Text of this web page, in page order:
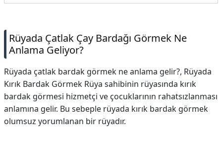
Rüyada Çatlak Çay Bardağı Görmek Ne
Anlama Geliyor?
Rüyada çatlak bardak görmek ne anlama gelir?, Rüyada
Kırık Bardak Görmek Rüya sahibinin rüyasında kırık
bardak görmesi hizmetçi ve çocuklarının rahatsızlanması
anlamına gelir. Bu sebeple rüyada kırık bardak görmek
olumsuz yorumlanan bir rüyadır.